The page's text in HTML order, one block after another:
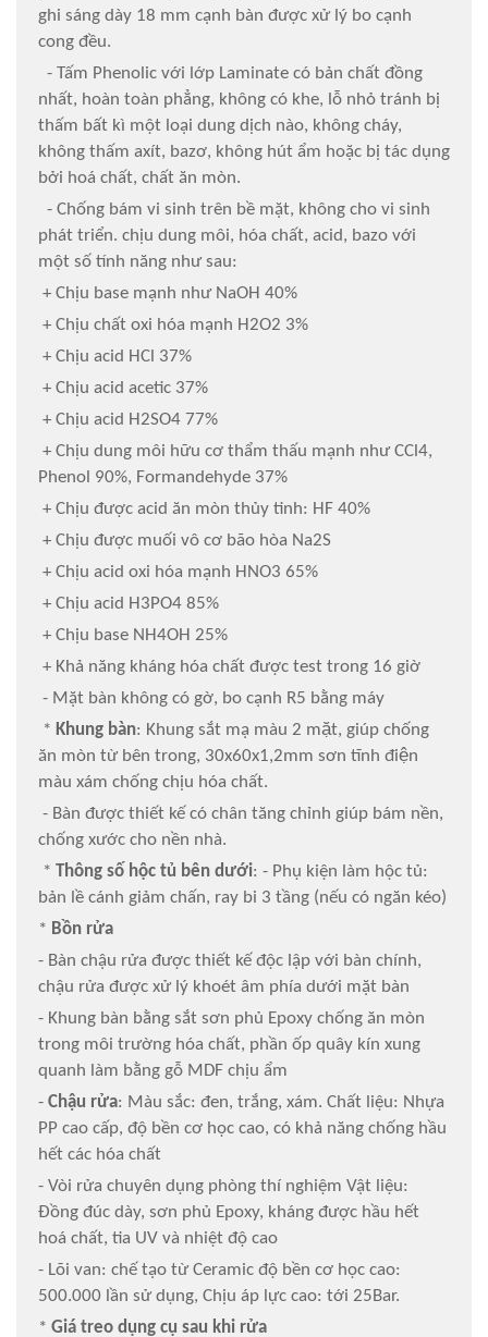
ghi sáng dày 18 mm cạnh bàn được xử lý bo cạnh
cong đều.
- Tấm Phenolic với lớp Laminate có bản chất đồng
nhất, hoàn toàn phẳng, không có khe, lỗ nhỏ tránh bị
thấm bất kì một loại dung dịch nào, không cháy,
không thấm axít, bazơ, không hút ẩm hoặc bị tác dụng
bởi hoá chất, chất ăn mòn.
- Chống bám vi sinh trên bề mặt, không cho vi sinh
phát triển. chịu dung môi, hóa chất, acid, bazo với
một số tính năng như sau:
+ Chịu base mạnh như NaOH 40%
+ Chịu chất oxi hóa mạnh H2O2 3%
+ Chịu acid HCl 37%
+ Chịu acid acetic 37%
+ Chịu acid H2SO4 77%
+ Chịu dung môi hữu cơ thẩm thấu mạnh như CCl4,
Phenol 90%, Formandehyde 37%
+ Chịu được acid ăn mòn thủy tinh: HF 40%
+ Chịu được muối vô cơ bão hòa Na2S
+ Chịu acid oxi hóa mạnh HNO3 65%
+ Chịu acid H3PO4 85%
+ Chịu base NH4OH 25%
+ Khả năng kháng hóa chất được test trong 16 giờ
- Mặt bàn không có gờ, bo cạnh R5 bằng máy
* Khung bàn: Khung sắt mạ màu 2 mặt, giúp chống
ăn mòn từ bên trong, 30x60x1,2mm sơn tĩnh điện
màu xám chống chịu hóa chất.
- Bàn được thiết kế có chân tăng chỉnh giúp bám nền,
chống xước cho nền nhà.
* Thông số hộc tủ bên dưới: - Phụ kiện làm hộc tủ:
bản lề cánh giảm chấn, ray bi 3 tầng (nếu có ngăn kéo)
* Bồn rửa
- Bàn chậu rửa được thiết kế độc lập với bàn chính,
chậu rửa được xử lý khoét âm phía dưới mặt bàn
- Khung bàn bằng sắt sơn phủ Epoxy chống ăn mòn
trong môi trường hóa chất, phần ốp quây kín xung
quanh làm bằng gỗ MDF chịu ẩm
- Chậu rửa: Màu sắc: đen, trắng, xám. Chất liệu: Nhựa
PP cao cấp, độ bền cơ học cao, có khả năng chống hầu
hết các hóa chất
- Vòi rửa chuyên dụng phòng thí nghiệm Vật liệu:
Đồng đúc dày, sơn phủ Epoxy, kháng được hầu hết
hoá chất, tia UV và nhiệt độ cao
- Lõi van: chế tạo từ Ceramic độ bền cơ học cao:
500.000 lần sử dụng, Chịu áp lực cao: tới 25Bar.
* Giá treo dụng cụ sau khi rửa